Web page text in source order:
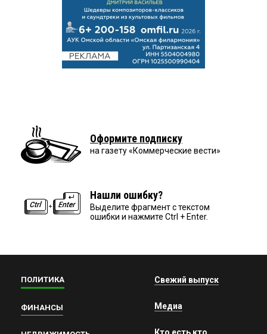
Оформите подписку
на газету «Коммерческие вести»
Нашли ошибку?
Выделите фрагмент с текстом
ошибки и нажмите Ctrl + Enter.
ПОЛИТИКА
ФИНАНСЫ
Свежий выпуск
Медиа